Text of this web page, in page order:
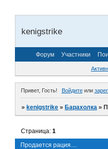
kenigstrike
Форум Участники
Привет, Гость! Войдитеили
»kenigstrike »Барахолка »
Продается рация....
Страница:1